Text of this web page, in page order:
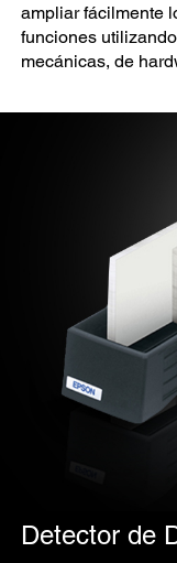
ampliar fácilmente
funciones
mecánicas, de
Detector de